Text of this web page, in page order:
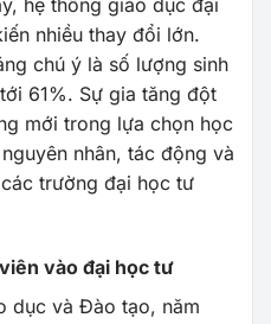
nhiều thay đổi lớn.
chú ý là số lượng sinh
61%. Sự gia tăng đột
mới trong lựa chọn học
nhân, tác động và
trường đại học tư
vào đại học tư
dục và Đào tạo, năm